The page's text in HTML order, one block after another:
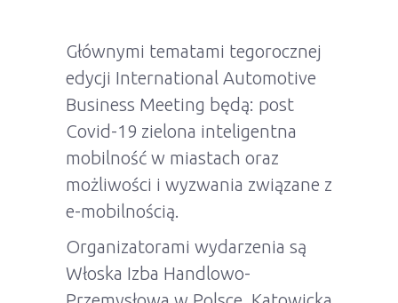
Głównymi tematami tegorocznej
edycji International Automotive
Business Meeting będą: post
Covid-19 zielona inteligentna
mobilność w miastach oraz
możliwości i wyzwania związane z
e-mobilnością.
Organizatorami wydarzenia są
Włoska Izba Handlowo-